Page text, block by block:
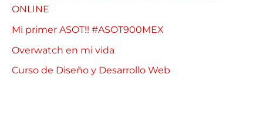
ONLINE
Mi primer ASOT!! #ASOT900MEX
Overwatch en mi vida
Curso de Diseño y Desarrollo Web